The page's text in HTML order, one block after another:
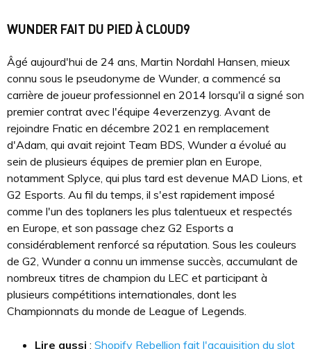
WUNDER FAIT DU PIED À CLOUD9
Âgé aujourd'hui de 24 ans, Martin Nordahl Hansen, mieux
connu sous le pseudonyme de Wunder, a commencé sa
carrière de joueur professionnel en 2014 lorsqu'il a signé son
premier contrat avec l'équipe 4everzenzyg. Avant de
rejoindre Fnatic en décembre 2021 en remplacement
d'Adam, qui avait rejoint Team BDS, Wunder a évolué au
sein de plusieurs équipes de premier plan en Europe,
notamment Splyce, qui plus tard est devenue MAD Lions, et
G2 Esports. Au fil du temps, il s'est rapidement imposé
comme l'un des toplaners les plus talentueux et respectés
en Europe, et son passage chez G2 Esports a
considérablement renforcé sa réputation. Sous les couleurs
de G2, Wunder a connu un immense succès, accumulant de
nombreux titres de champion du LEC et participant à
plusieurs compétitions internationales, dont les
Championnats du monde de League of Legends.
Lire aussi : Shopify Rebellion fait l'acquisition du slot